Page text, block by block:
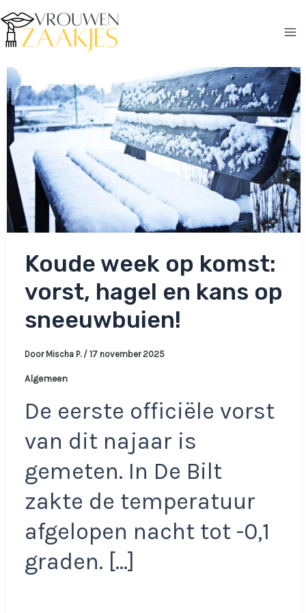
naar
de
Koude week op komst:
vorst, hagel en kans op
sneeuwbuien!
Door Mischa P. / 17 november 2025
Algemeen
De eerste officiële vorst
van dit najaar is
gemeten. In De Bilt
zakte de temperatuur
afgelopen nacht tot -0,1
graden. […]